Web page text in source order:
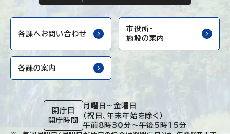
各課へお問い合わせ
市役所・
施設の案内
各課の案内
開庁日
開庁時間
月曜日～金曜日
（祝日、年末年始を除く）
午前8時30分～午後5時15分